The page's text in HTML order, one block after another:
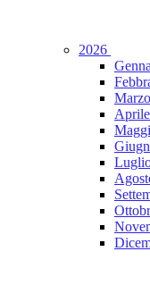
2026
Marzo
Aprile